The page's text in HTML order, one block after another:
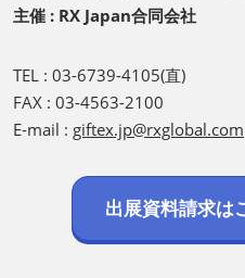
主催 : RX Japan合同会社
TEL : 03-6739-4105(直)
FAX : 03-4563-2100
E-mail : giftex.jp@rxglobal.com
出展資料請求は